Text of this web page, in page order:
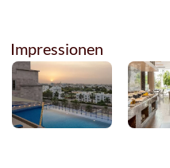
Impressionen